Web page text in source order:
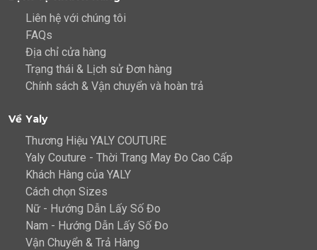
Liên hệ với chúng tôi
FAQs
Địa chỉ cửa hàng
Trạng thái & Lịch sử Đơn hàng
Chính sách & Vận chuyển và hoàn trả
Về Yaly
Thương Hiệu YALY COUTURE
Yaly Couture - Thời Trang May Đo Cao Cấp
Khách Hàng của YALY
Cách chọn Sizes
Nữ - Hướng Dẫn Lấy Số Đo
Nam - Hướng Dẫn Lấy Số Đo
Vận Chuyển & Trả Hàng